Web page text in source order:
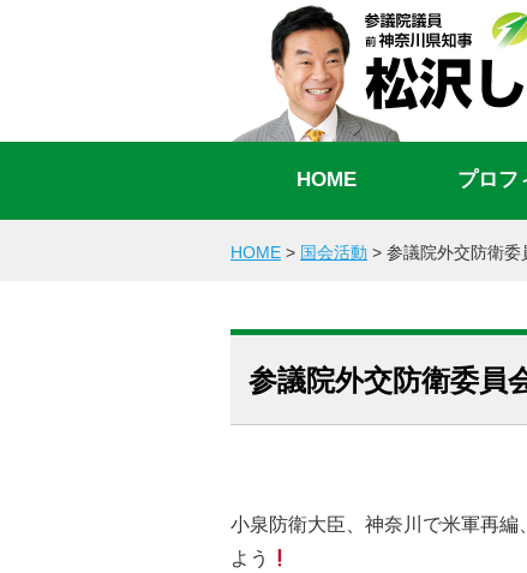
HOME プロフ
HOME > 国会活動 > 参議院外交防衛委
参議院外交防衛委員
小泉防衛大臣、神奈川で米軍再
よう